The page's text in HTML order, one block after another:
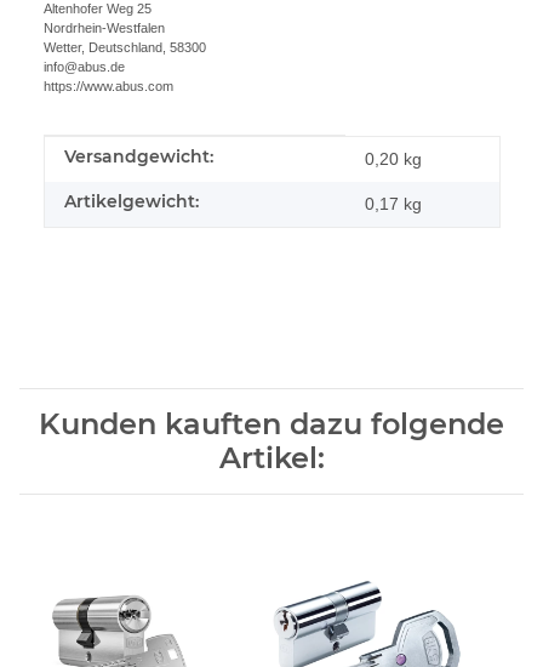
Altenhofer Weg 25
Nordrhein-Westfalen
Wetter, Deutschland, 58300
info@abus.de
https://www.abus.com
Produkteigenschaft
Wert
Versandgewicht: 0,20 kg
Artikelgewicht: 0,17 kg
Kunden kauften dazu folgende
Artikel: